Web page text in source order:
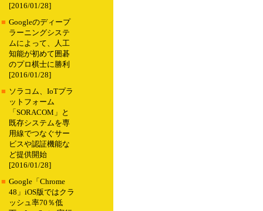
[2016/01/28]
■ Googleのディープ
ラーニングシステ
ムによって、人工
知能が初めて囲碁
のプロ棋士に勝利
[2016/01/28]
■ ソラコム、IoTプラ
ットフォーム
「SORACOM」と
既存システムを専
用線でつなぐサー
ビスや認証機能な
ど提供開始
[2016/01/28]
■ Google「Chrome
48」iOS版ではクラ
ッシュ率70％低